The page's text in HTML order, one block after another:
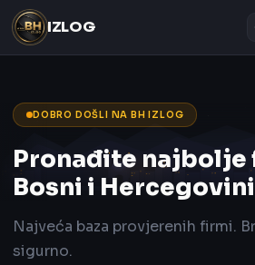
IZLOG
DOBRO DOŠLI NA BH IZLOG
Pronađite najbolje
Bosni i Hercegovini
Najveća baza provjerenih firmi.
sigurno.